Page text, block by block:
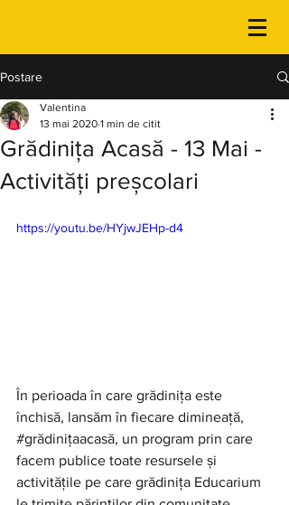
Postare
Grădinița Acasă - 13 Mai -
Activități preșcolari
Valentina
13 mai 2020 1 min de citit
https://youtu.be/HYjwJEHp-d4
În perioada în care grădinița este
închisă, lansăm în fiecare dimineață,
#grădinițaacasă, un program prin care
facem publice toate resursele și
activitățile pe care grădinița Educarium